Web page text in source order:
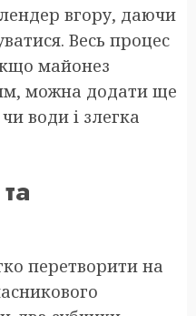
вгору, даючи
Весь процес
майонез
можна додати ще
води і злегка
перетворити на